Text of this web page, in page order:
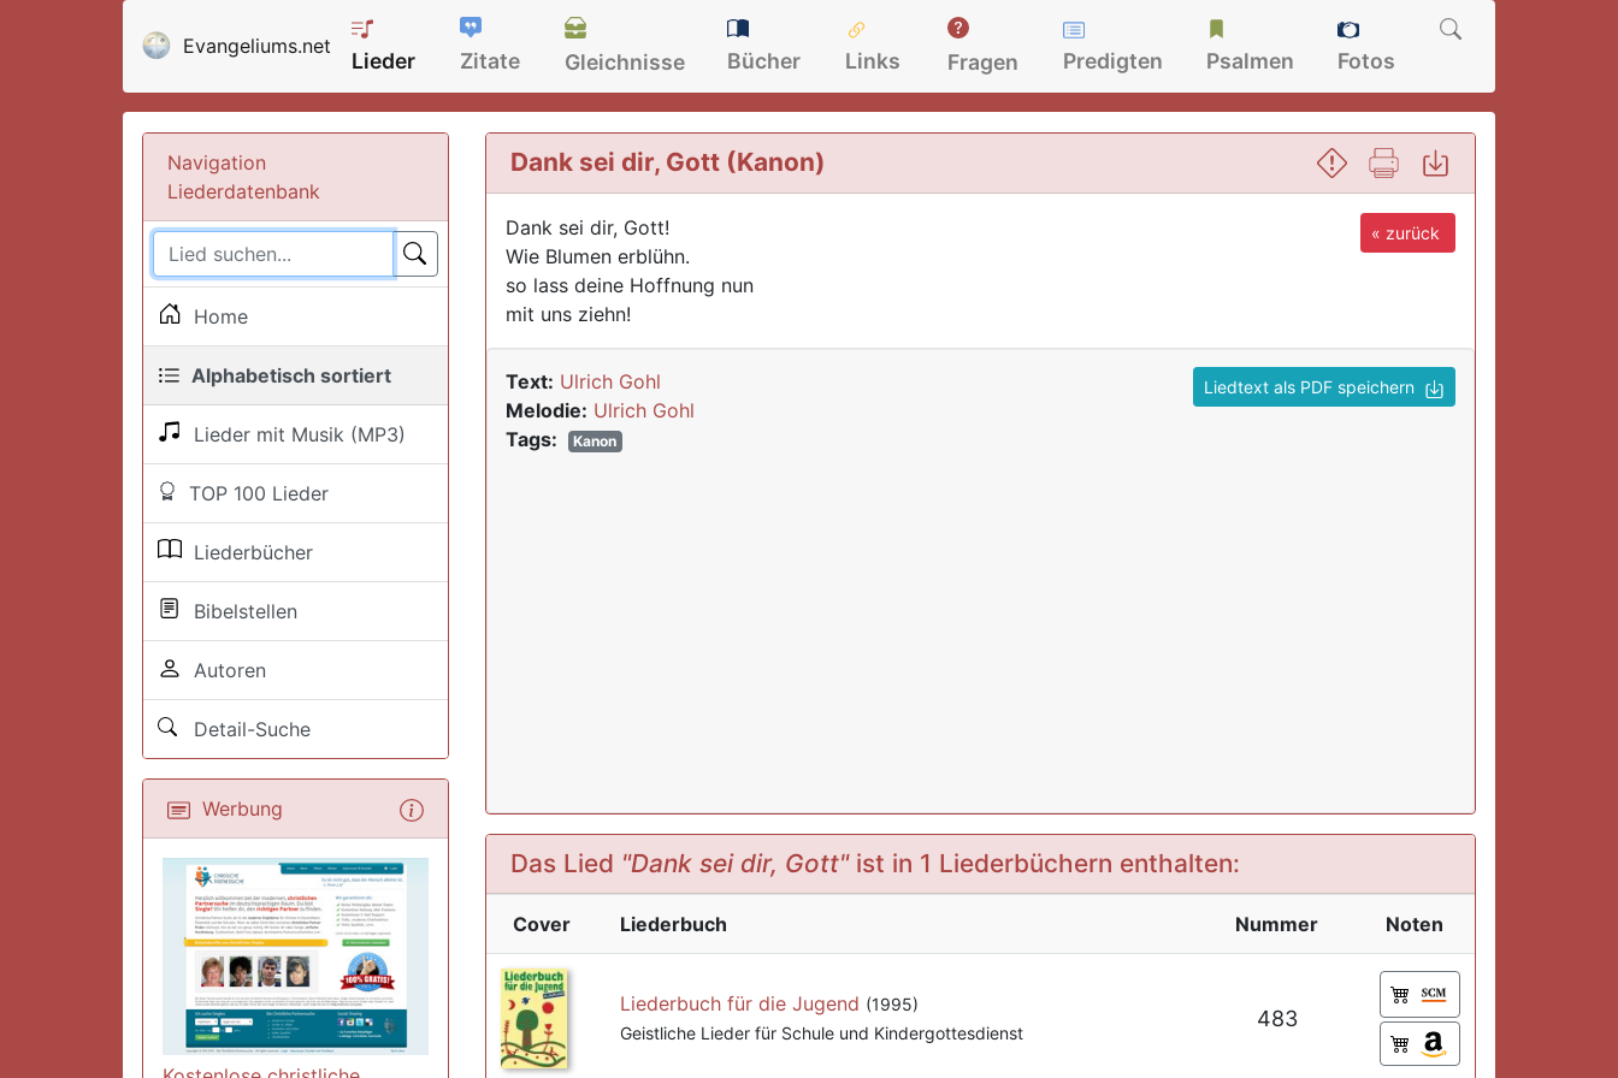
Evangeliums.net
Lieder Zitate Gleichnisse Bücher Links Fragen Predigten Psalmen Fotos
Navigation
Liederdatenbank
Home
Alphabetisch sortiert
Lieder mit Musik (MP3)
TOP 100 Lieder
Liederbücher
Bibelstellen
Autoren
Detail-Suche
Werbung
Dank sei dir, Gott (Kanon)
« zurück
Dank sei dir, Gott!
Wie Blumen erblühn.
so lass deine Hoffnung nun
mit uns ziehn!
Liedtext als PDF speichern
Text: Ulrich Gohl
Melodie: Ulrich Gohl
Tags:
Kanon
Das Lied "Dank sei dir, Gott"ist in 1 Liederbüchern enthalten:
Cover Liederbuch Nummer Noten
Liederbuch für die Jugend (1995)
Geistliche Lieder für Schule und Kindergottesdienst
483